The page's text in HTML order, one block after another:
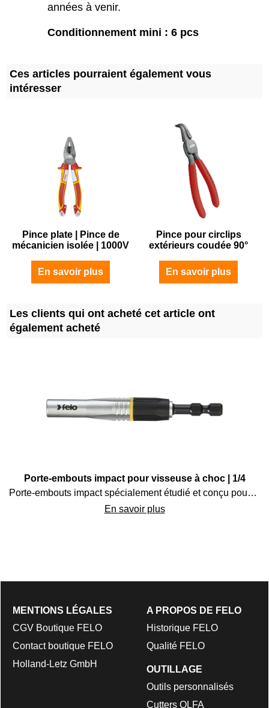
années à venir.
Conditionnement mini : 6 pcs
Ces articles pourraient également vous
intéresser
Pince plate | Pince de
mécanicien isolée | 1000V
En savoir plus
Pince pour circlips
extérieurs coudée 90°
En savoir plus
Les clients qui ont acheté cet article ont
également acheté
Porte-embouts impact pour visseuse à choc | 1/4
Porte-embouts impact spécialement étudié et conçu pour les visseuses à choc. Absorption de couples extrêmes
En savoir plus
MENTIONS LÉGALES
CGV Boutique FELO
Contact boutique FELO
Holland-Letz GmbH
A PROPOS DE FELO
Historique FELO
Qualité FELO
OUTILLAGE
Outils personnalisés
Cutters OLFA